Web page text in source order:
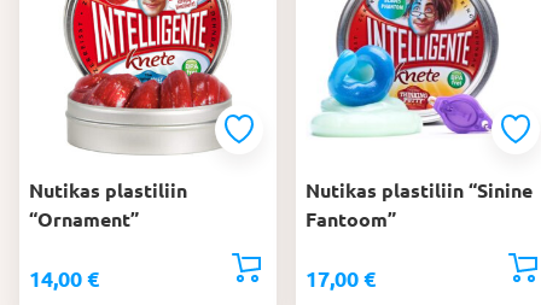
Nutikas plastiliin
“Ornament”
14,00 €
Nutikas plastiliin “Sinine
Fantoom”
17,00 €